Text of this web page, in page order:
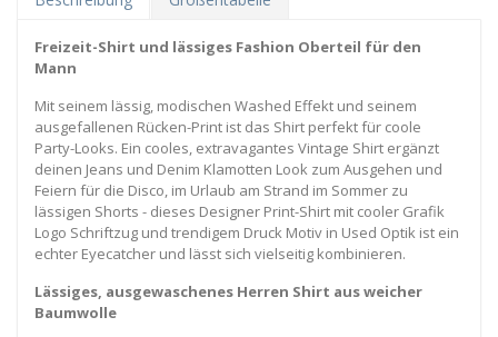
Freizeit-Shirt und lässiges Fashion Oberteil für den
Mann
Mit seinem lässig, modischen Washed Effekt und seinem
ausgefallenen Rücken-Print ist das Shirt perfekt für coole
Party-Looks. Ein cooles, extravagantes Vintage Shirt ergänzt
deinen Jeans und Denim Klamotten Look zum Ausgehen und
Feiern für die Disco, im Urlaub am Strand im Sommer zu
lässigen Shorts - dieses Designer Print-Shirt mit cooler Grafik
Logo Schriftzug und trendigem Druck Motiv in Used Optik ist ein
echter Eyecatcher und lässt sich vielseitig kombinieren.
Lässiges, ausgewaschenes Herren Shirt aus weicher
Baumwolle